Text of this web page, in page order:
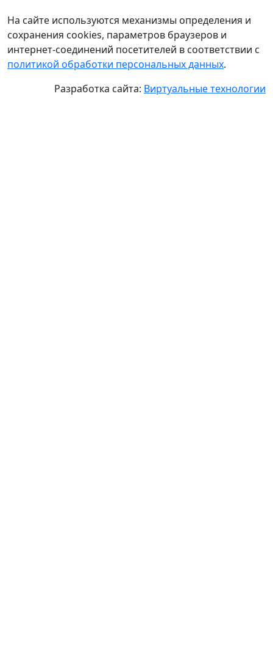
На сайте используются механизмы определения и
сохранения cookies, параметров браузеров и
интернет-соединений посетителей в соответствии с
политикой обработки персональных данных.
Разработка сайта: Виртуальные технологии